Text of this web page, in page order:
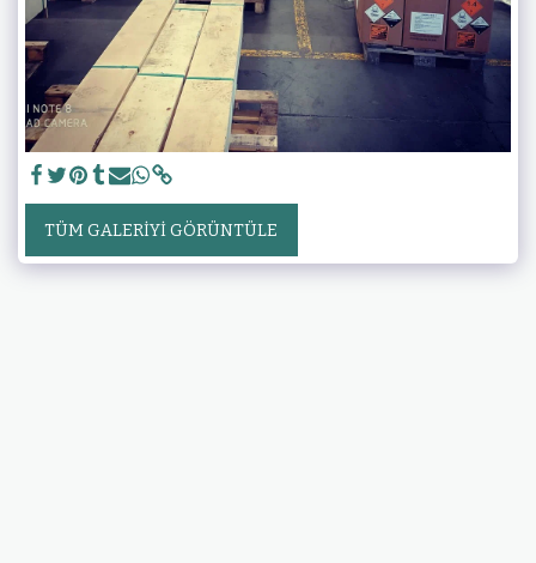
TÜM GALERIYI GÖRÜNTÜLE